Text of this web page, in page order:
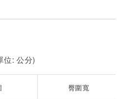
位: 公分)
臀圍寬